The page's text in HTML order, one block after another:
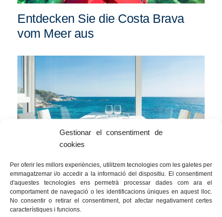
Gestionar el consentiment de
cookies
Per oferir les millors experiències, utilitzem tecnologies com les galetes per
emmagatzemar i/o accedir a la informació del dispositiu. El consentiment
d'aquestes tecnologies ens permetrà processar dades com ara el
comportament de navegació o les identificacions úniques en aquest lloc.
No consentir o retirar el consentiment, pot afectar negativament certes
característiques i funcions.
Entdecken Sie die Costa Brava
vom Meer aus
Kurzurlaub zur Entdeckung der